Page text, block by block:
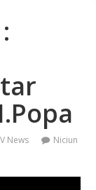
News
Niciun